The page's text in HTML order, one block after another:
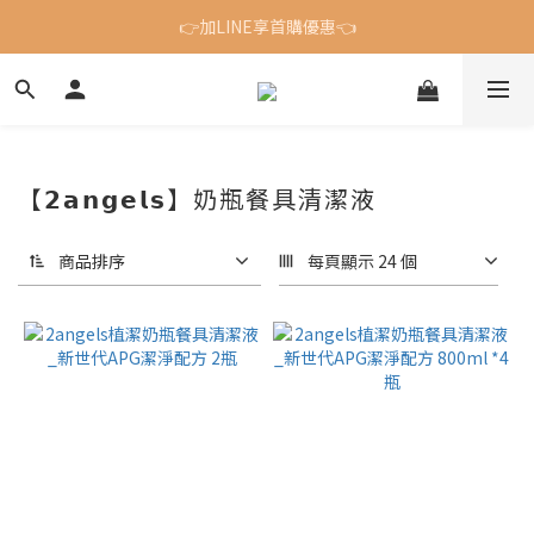
吸盤組合最低 88 折．限時四天開跑⏱️>>
👉加LINE享首購優惠👈
吸盤組合最低 88 折．限時四天開跑⏱️>>
【𝟮𝗮𝗻𝗴𝗲𝗹𝘀】奶瓶餐具清潔液
商品排序 每頁顯示 24 個